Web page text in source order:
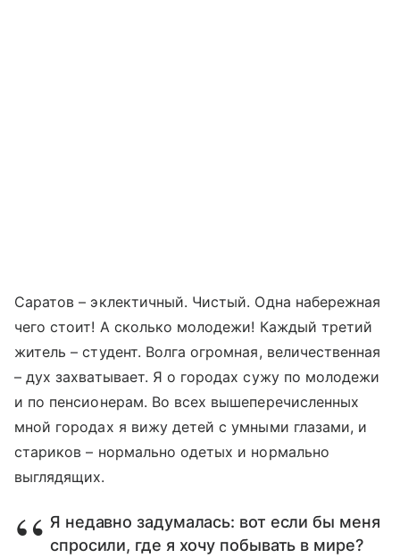
Саратов – эклектичный. Чистый. Одна набережная
чего стоит! А сколько молодежи! Каждый третий
житель – студент. Волга огромная, величественная
– дух захватывает. Я о городах сужу по молодежи
и по пенсионерам. Во всех вышеперечисленных
мной городах я вижу детей с умными глазами, и
стариков – нормально одетых и нормально
выглядящих.
Я недавно задумалась: вот если бы меня
спросили, где я хочу побывать в мире?